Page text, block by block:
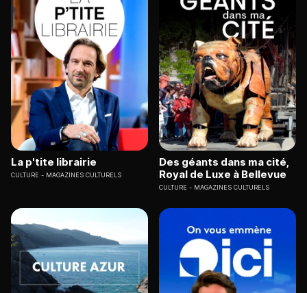
La p'tite librairie
CULTURE MAGAZINES CULTURELS
Des géants dans ma cité,
Royal de Luxe à Bellevue
CULTURE MAGAZINES CULTURELS